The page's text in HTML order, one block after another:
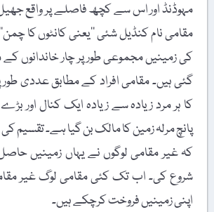
مہوڈنڈ اور اس سے کچھ فاصلے پر واقع
مقامی نام کنڈیل شئی ’’یعنی کانٹوں کا
کی زمینیں مجموعی طور پر چار خاندانوں
گئی ہیں۔ مقامی افراد کے مطابق عددی طور
کا ہر مرد زیادہ سے زیادہ ایک کنال اور بڑے
پانچ مرلہ زمین کا مالک بن گیا ہے۔ تقسیم
کہ غیر مقامی لوگوں نے یہاں زمینیں
شروع کی۔ اب تک کئی مقامی لوگ غیر
اپنی زمینیں فروخت کرچکے ہیں۔